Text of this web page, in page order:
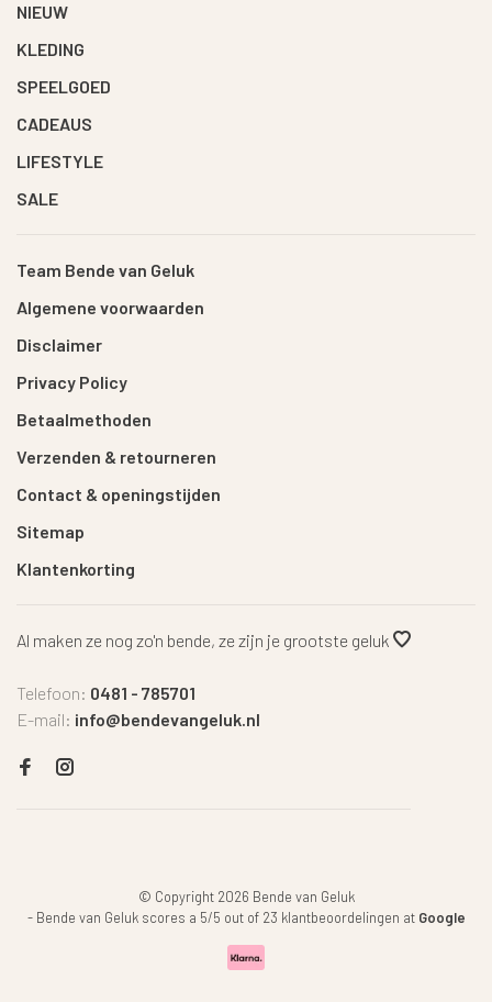
NIEUW
KLEDING
SPEELGOED
CADEAUS
LIFESTYLE
SALE
Team Bende van Geluk
Algemene voorwaarden
Disclaimer
Privacy Policy
Betaalmethoden
Verzenden & retourneren
Contact & openingstijden
Sitemap
Klantenkorting
Al maken ze nog zo'n bende, ze zijn je grootste geluk
Telefoon: 0481 - 785701
E-mail: info@bendevangeluk.nl
© Copyright 2026 Bende van Geluk
- Bende van Geluk scores a 5/5 out of 23 klantbeoordelingen at Google